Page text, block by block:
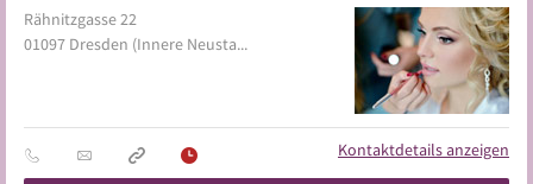
Rähnitzgasse 22
01097 Dresden (Innere Neustadt)
Kontaktdetails anzeigen